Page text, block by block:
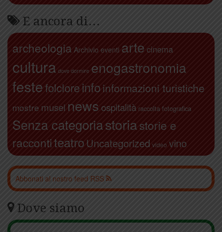
E ancora di…
archeologia Archivio eventi arte cinema
cultura dove dormire enogastronomia
festefolcloreinfo informazioni turistiche
mostre musei news ospitalità raccolta fotografica
Senza categoriastoriastorie e
raccontiteatro Uncategorized video vino
Abbonati al nostro feed RSS
Dove siamo